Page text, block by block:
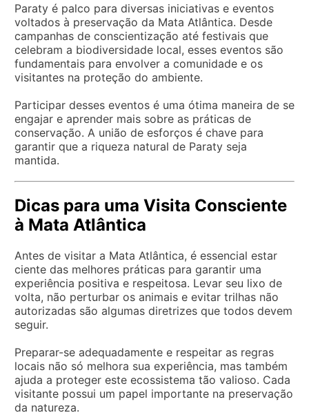
Paraty é palco para diversas iniciativas e eventos
voltados à preservação da Mata Atlântica. Desde
campanhas de conscientização até festivais que
celebram a biodiversidade local, esses eventos são
fundamentais para envolver a comunidade e os
visitantes na proteção do ambiente.
Participar desses eventos é uma ótima maneira de se
engajar e aprender mais sobre as práticas de
conservação. A união de esforços é chave para
garantir que a riqueza natural de Paraty seja
mantida.
Dicas para uma Visita Consciente
à Mata Atlântica
Antes de visitar a Mata Atlântica, é essencial estar
ciente das melhores práticas para garantir uma
experiência positiva e respeitosa. Levar seu lixo de
volta, não perturbar os animais e evitar trilhas não
autorizadas são algumas diretrizes que todos devem
seguir.
Preparar-se adequadamente e respeitar as regras
locais não só melhora sua experiência, mas também
ajuda a proteger este ecossistema tão valioso. Cada
visitante possui um papel importante na preservação
da natureza.